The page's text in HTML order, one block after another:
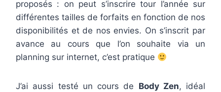
proposés : on peut s’inscrire tour l’année sur
différentes tailles de forfaits en fonction de nos
disponibilités et de nos envies. On s’inscrit par
avance au cours que l’on souhaite via un
planning sur internet, c’est pratique
J’ai aussi testé un cours de Body Zen, idéal